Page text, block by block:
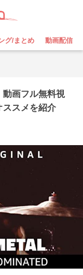
グ/まとめ 動画配信
動画フル無料視
ススメを紹介